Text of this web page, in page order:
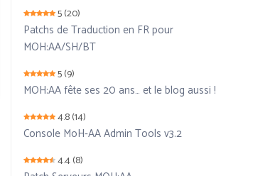
5(20)
Patchs de Traduction en FR pour
MOH:AA/SH/BT
5(9)
MOH:AA fête ses 20 ans… et le blog aussi !
4.8(14)
Console MoH-AA Admin Tools v3.2
4.4(8)